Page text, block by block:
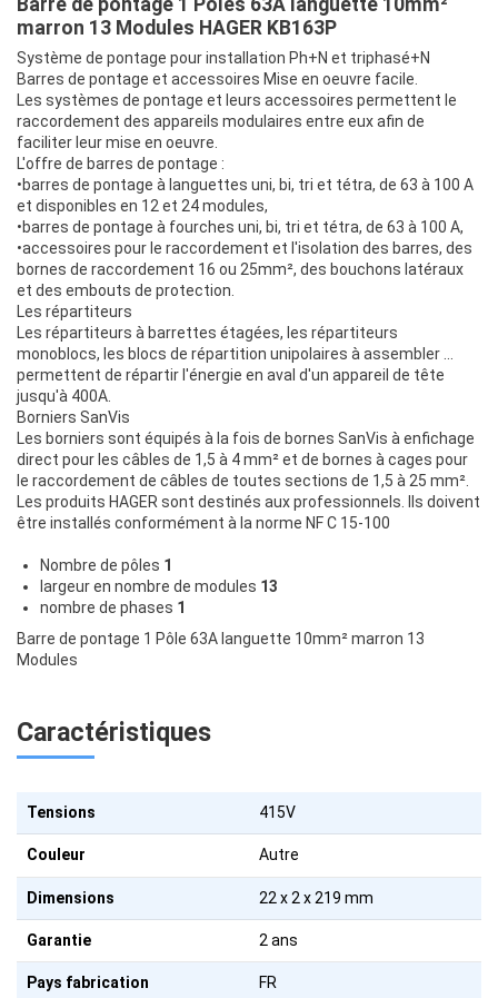
marron 13 Modules HAGER KB163P
Système de pontage pour installation Ph+N et triphasé+N
Barres de pontage et accessoires Mise en oeuvre facile.
Les systèmes de pontage et leurs accessoires permettent le
raccordement des appareils modulaires entre eux afin de
faciliter leur mise en oeuvre.
L'offre de barres de pontage :
•barres de pontage à languettes uni, bi, tri et tétra, de 63 à 100 A
et disponibles en 12 et 24 modules,
•barres de pontage à fourches uni, bi, tri et tétra, de 63 à 100 A,
•accessoires pour le raccordement et l'isolation des barres, des
bornes de raccordement 16 ou 25mm², des bouchons latéraux
et des embouts de protection.
Les répartiteurs
Les répartiteurs à barrettes étagées, les répartiteurs
monoblocs, les blocs de répartition unipolaires à assembler ...
permettent de répartir l'énergie en aval d'un appareil de tête
jusqu'à 400A.
Borniers SanVis
Les borniers sont équipés à la fois de bornes SanVis à enfichage
direct pour les câbles de 1,5 à 4 mm² et de bornes à cages pour
le raccordement de câbles de toutes sections de 1,5 à 25 mm².
Les produits HAGER sont destinés aux professionnels. Ils doivent
être installés conformément à la norme NF C 15-100
Nombre de pôles 1
largeur en nombre de modules 13
nombre de phases 1
Barre de pontage 1 Pôle 63A languette 10mm² marron 13
Modules
Caractéristiques
Tensions 415V
Couleur Autre
Dimensions 22 x 2 x 219 mm
Garantie 2 ans
Pays fabrication FR